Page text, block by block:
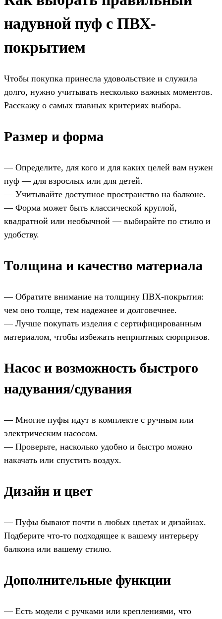
надувной пуф с ПВХ-
покрытием
Чтобы покупка принесла удовольствие и служила
долго, нужно учитывать несколько важных моментов.
Расскажу о самых главных критериях выбора.
Размер и форма
— Определите, для кого и для каких целей вам нужен
пуф — для взрослых или для детей.
— Учитывайте доступное пространство на балконе.
— Форма может быть классической круглой,
квадратной или необычной — выбирайте по стилю и
удобству.
Толщина и качество материала
— Обратите внимание на толщину ПВХ-покрытия:
чем оно толще, тем надежнее и долговечнее.
— Лучше покупать изделия с сертифицированным
материалом, чтобы избежать неприятных сюрпризов.
Насос и возможность быстрого
надувания/сдувания
— Многие пуфы идут в комплекте с ручным или
электрическим насосом.
— Проверьте, насколько удобно и быстро можно
накачать или спустить воздух.
Дизайн и цвет
— Пуфы бывают почти в любых цветах и дизайнах.
Подберите что-то подходящее к вашему интерьеру
балкона или вашему стилю.
Дополнительные функции
— Есть модели с ручками или креплениями, что